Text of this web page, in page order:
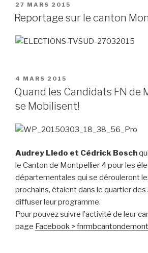
PUBLIÉ
LE
27 MARS 2015
Reportage sur le canton
PUBLIÉ
LE
4 MARS 2015
Quand les Candidats FN de
se Mobilisent!
Audrey Lledo et Cédrick Bosch
le Canton de Montpellier 4 pour les
départementales qui se dérouleront
prochains, étaient dans le quartier des
diffuser leur programme.
Pour pouvez suivre l’activité de leur
page Facebook >